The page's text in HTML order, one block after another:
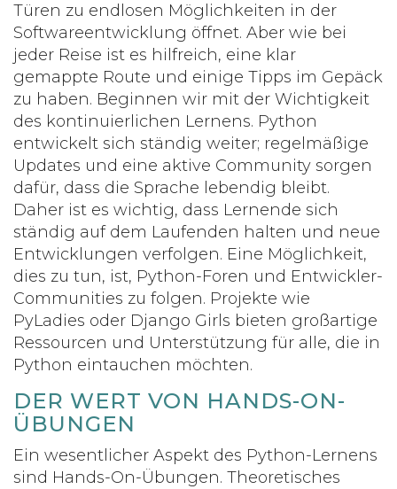
Türen zu endlosen Möglichkeiten in der
Softwareentwicklung öffnet. Aber wie bei
jeder Reise ist es hilfreich, eine klar
gemappte Route und einige Tipps im Gepäck
zu haben. Beginnen wir mit der Wichtigkeit
des kontinuierlichen Lernens. Python
entwickelt sich ständig weiter; regelmäßige
Updates und eine aktive Community sorgen
dafür, dass die Sprache lebendig bleibt.
Daher ist es wichtig, dass Lernende sich
ständig auf dem Laufenden halten und neue
Entwicklungen verfolgen. Eine Möglichkeit,
dies zu tun, ist, Python-Foren und Entwickler-
Communities zu folgen. Projekte wie
PyLadies oder Django Girls bieten großartige
Ressourcen und Unterstützung für alle, die in
Python eintauchen möchten.
DER WERT VON HANDS-ON-
ÜBUNGEN
Ein wesentlicher Aspekt des Python-Lernens
sind Hands-On-Übungen. Theoretisches